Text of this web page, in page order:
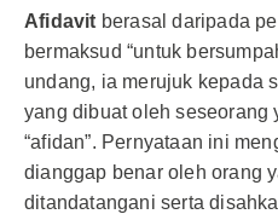
Afidavit berasal daripada
bermaksud “untuk
undang, ia merujuk kepada
yang dibuat oleh seseorang
“afidan”. Pernyataan ini
dianggap benar oleh orang
ditandatangani serta